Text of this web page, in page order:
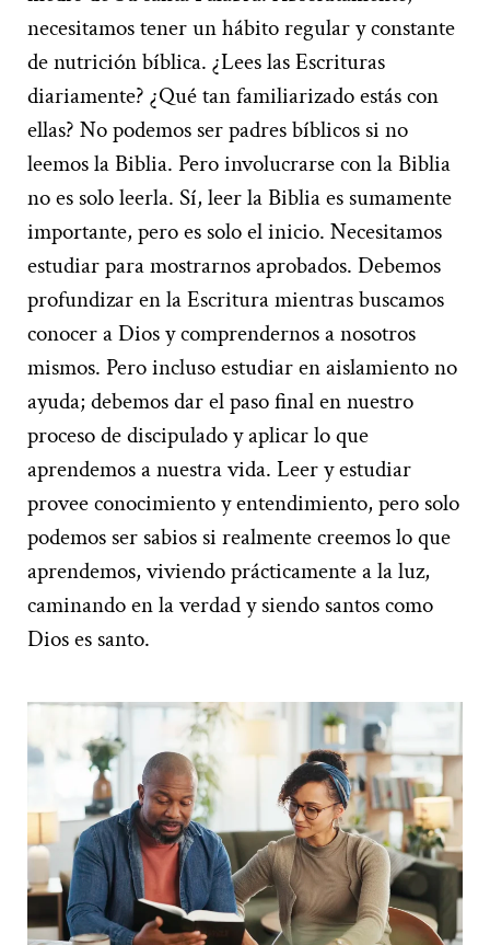
necesitamos tener un hábito regular y constante
de nutrición bíblica. ¿Lees las Escrituras
diariamente? ¿Qué tan familiarizado estás con
ellas? No podemos ser padres bíblicos si no
leemos la Biblia. Pero involucrarse con la Biblia
no es solo leerla. Sí, leer la Biblia es sumamente
importante, pero es solo el inicio. Necesitamos
estudiar para mostrarnos aprobados. Debemos
profundizar en la Escritura mientras buscamos
conocer a Dios y comprendernos a nosotros
mismos. Pero incluso estudiar en aislamiento no
ayuda; debemos dar el paso final en nuestro
proceso de discipulado y aplicar lo que
aprendemos a nuestra vida. Leer y estudiar
provee conocimiento y entendimiento, pero solo
podemos ser sabios si realmente creemos lo que
aprendemos, viviendo prácticamente a la luz,
caminando en la verdad y siendo santos como
Dios es santo.